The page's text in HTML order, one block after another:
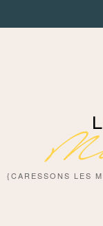
{CARESSONS LES